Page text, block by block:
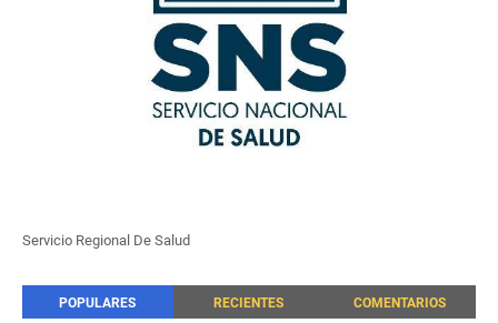
Servicio Regional De Salud
POPULARES RECIENTES COMENTARIOS